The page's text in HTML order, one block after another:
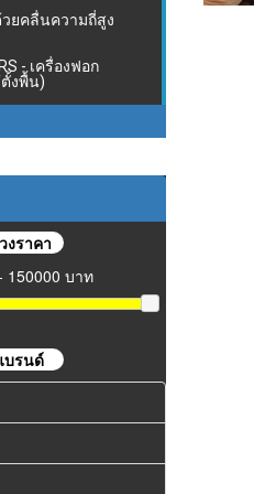
วยคลื่นความถี่สูง
- เครื่องฟอก
งพื้น)
งราคา
150000 บาท
บรนด์